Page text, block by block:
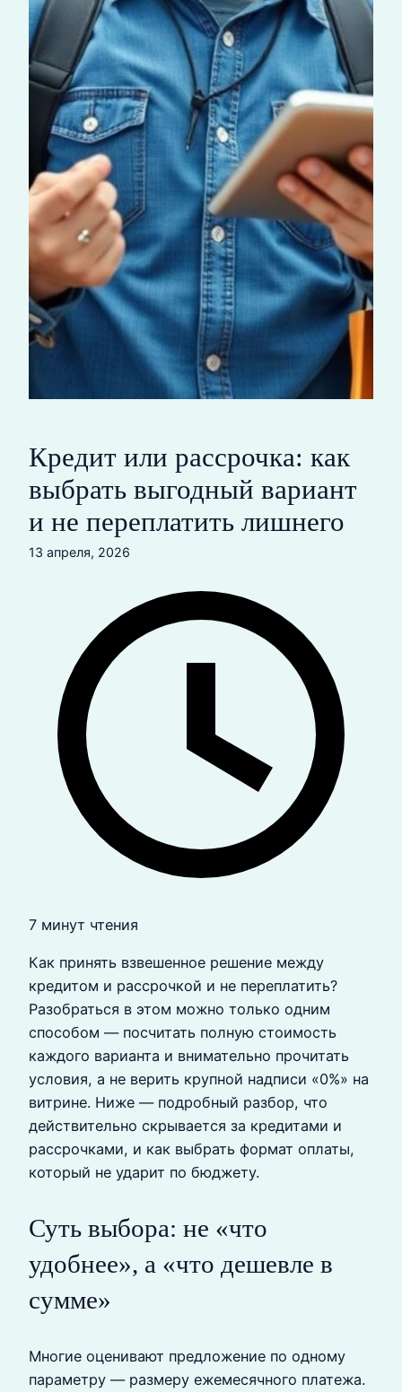
Кредит или рассрочка: как
выбрать выгодный вариант
и не переплатить лишнего
13 апреля, 2026
7 минут чтения
Как принять взвешенное решение между
кредитом и рассрочкой и не переплатить?
Разобраться в этом можно только одним
способом — посчитать полную стоимость
каждого варианта и внимательно прочитать
условия, а не верить крупной надписи «0%» на
витрине. Ниже — подробный разбор, что
действительно скрывается за кредитами и
рассрочками, и как выбрать формат оплаты,
который не ударит по бюджету.
Суть выбора: не «что
удобнее», а «что дешевле в
сумме»
Многие оценивают предложение по одному
параметру — размеру ежемесячного платежа.